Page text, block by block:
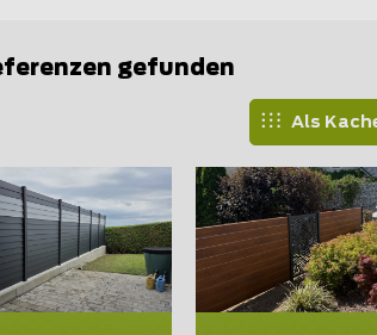
gefunden
Als